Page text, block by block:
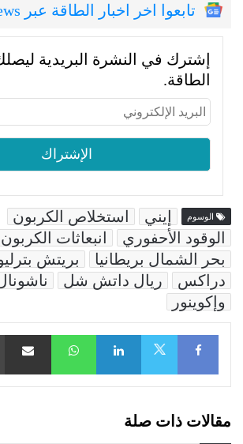
تابعوا اخر اخبار الطاقة عبر Google News
إشترك في النشرة البريدية
الطاقة.
الوسوم إيني
استخلاص الكربون
الوقود الأحفوري
انبعاثات الكربون
بحر الشمال بريطانيا
بريتش
دراكس
ريال داتش شل
وإكوينور
Facebook
LinkedIn
WhatsApp
مقالات ذات صلة